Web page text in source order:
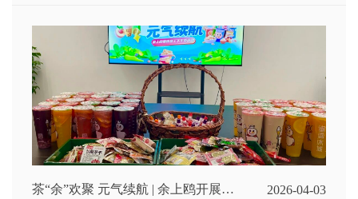
茶“余”欢聚 元气续航 | 余上鸥开展员
2026-04-03